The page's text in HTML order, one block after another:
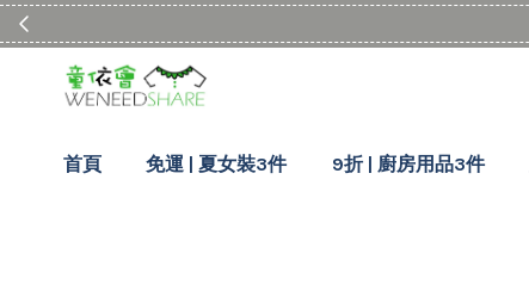
首頁 免運 | 夏女裝3件 9折 | 廚房用品3件